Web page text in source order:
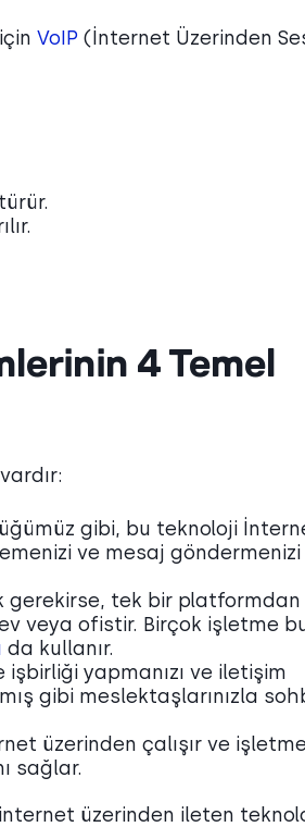
VoIP (İnternet Üzerinden
4 Temel
gibi, bu teknoloji
ve mesaj göndermenizi
gerekirse, tek bir platformdan
veya ofistir. Birçok işletme
da kullanır.
yapmanızı ve iletişim
gibi meslektaşlarınızla
üzerinden çalışır ve
sağlar.
üzerinden ileten